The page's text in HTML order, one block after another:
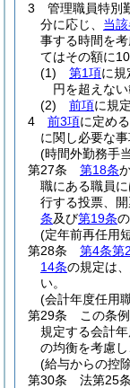
3
管理職員特別
分に応じ、 当
事する時間を
てはその額に
(1)
第1項に
円を超えな
(2)
前項に規
4
前3項に定め
に関し必要な事
(時間外勤務手
第27条
第18条
職にある職員に
行する投票、
条及び第19条
(定年前再任用
第28条
第4条第
14条の規定は
い。
(会計年度任用
第29条
この条
規定する会計
の均衡を考慮し
(給与からの控
第30条
法第25